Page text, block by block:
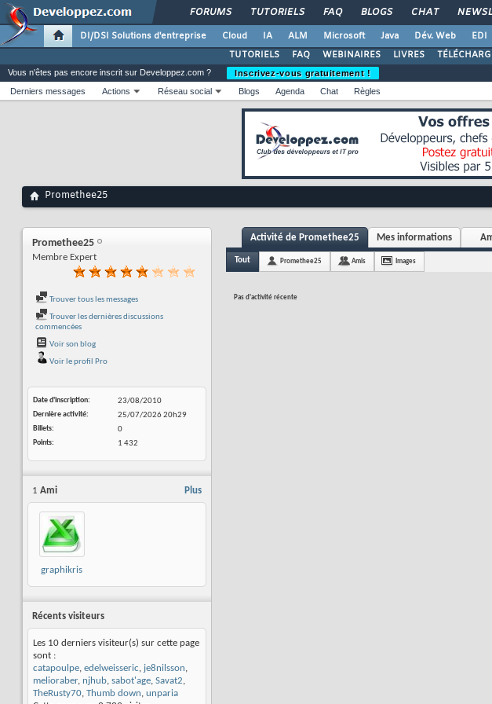
FORUMS TUTORIELS FAQ BLOGS CHAT
DI/DSI Solutions d'entreprise Cloud IA ALM Microsoft Java Dév. Web EDI
TUTORIELS
FAQ WEBINAIRES LIVRES
Vous n'êtes pas encore inscrit sur Developpez.com ?
Inscrivez-vous gratuitement !
Derniers messages
Actions Réseau social Blogs Agenda Chat Règles
Promethee25
Promethee25
Membre Expert
Trouver tous les messages
Trouver les dernières discussions
commencées
Voir son blog
Voir le profil Pro
Date d'inscription
23/08/2010
Dernière activité
25/07/202620h29
Billets
0
Points
1 432
Plus
1 Ami
graphikris
Récents visiteurs
Les 10 derniers visiteur(s) sur cette page
sont :
catapoulpe, edelweisseric, je8nilsson,
melioraber, njhub, sabot'age, Savat2,
TheRusty70, Thumb down, unparia
Activité de Promethee25 Mes informations
Tout Promethee25 Amis Images
Pas d'activité récente